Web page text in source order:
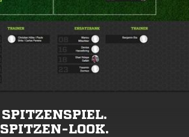
SPITZENSPIEL.
SPITZEN-LOOK.